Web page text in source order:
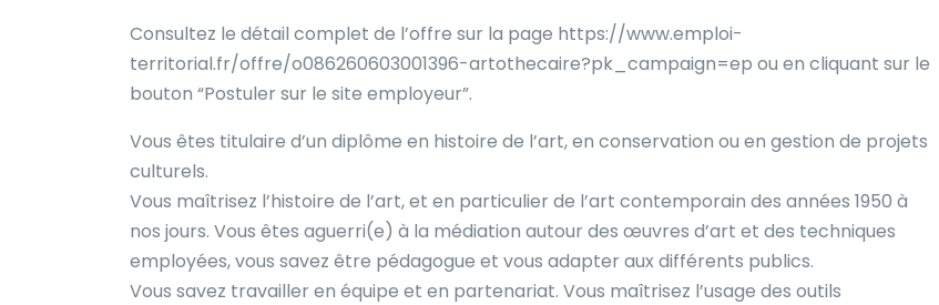
Consultez le détail complet de l’offre sur la page https://www.emploi-
territorial.fr/offre/o086260603001396-artothecaire?pk_campaign=ep ou en cliquant sur le
bouton “Postuler sur le site employeur”.
Vous êtes titulaire d’un diplôme en histoire de l’art, en conservation ou en gestion de projets
culturels.
Vous maîtrisez l’histoire de l’art, et en particulier de l’art contemporain des années 1950 à
nos jours. Vous êtes aguerri(e) à la médiation autour des œuvres d’art et des techniques
employées, vous savez être pédagogue et vous adapter aux différents publics.
Vous savez travailler en équipe et en partenariat. Vous maîtrisez l’usage des outils